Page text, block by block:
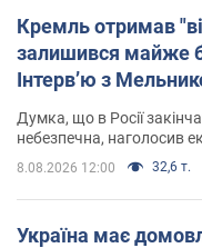
Кремль отримав
залишився майже
Інтерв’ю з
Думка, що в Росії
небезпечна, наголосив
8.08.2026 12:00 32,6 т.
Україна має